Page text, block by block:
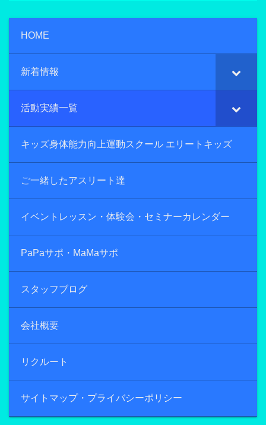
HOME
新着情報
活動実績一覧
キッズ身体能力向上運動スクール エリートキッズ
ご一緒したアスリート達
イベントレッスン・体験会・セミナーカレンダー
PaPaサポ・MaMaサポ
スタッフブログ
会社概要
リクルート
サイトマップ・プライバシーポリシー